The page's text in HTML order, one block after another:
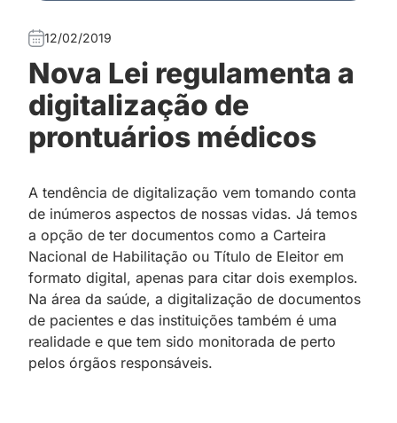
12/02/2019
Nova Lei regulamenta a
digitalização de
prontuários médicos
A tendência de digitalização vem tomando conta
de inúmeros aspectos de nossas vidas. Já temos
a opção de ter documentos como a Carteira
Nacional de Habilitação ou Título de Eleitor em
formato digital, apenas para citar dois exemplos.
Na área da saúde, a digitalização de documentos
de pacientes e das instituições também é uma
realidade e que tem sido monitorada de perto
pelos órgãos responsáveis.